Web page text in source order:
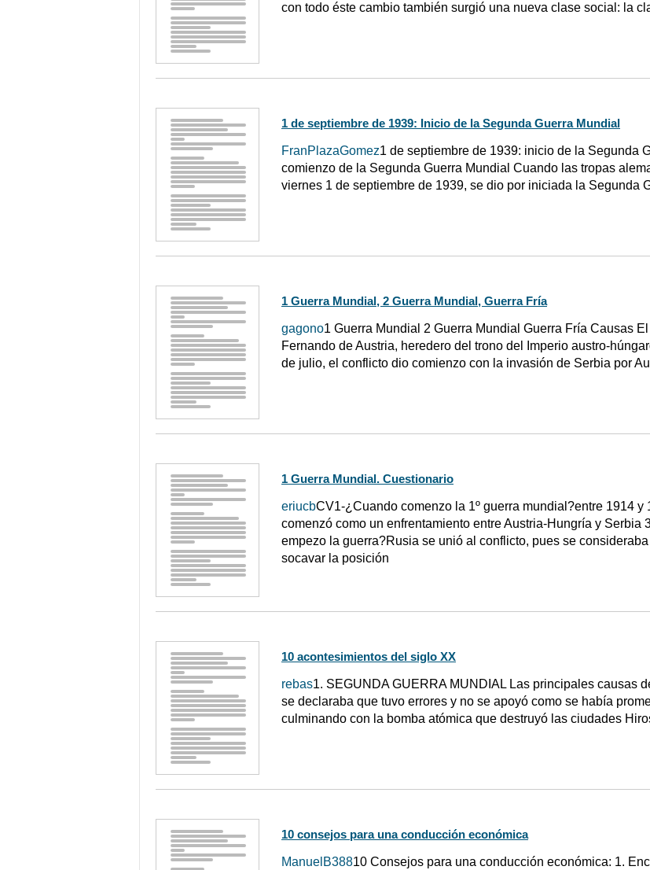
con todo éste cambio también surgió una nueva clase social: la
1 de septiembre de 1939: Inicio de la Segunda Guerra Mundial
FranPlazaGomez1 de septiembre de 1939: inicio de la Segunda
comienzo de la Segunda Guerra Mundial Cuando las tropas
viernes 1 de septiembre de 1939, se dio por iniciada la Segunda
1 Guerra Mundial, 2 Guerra Mundial, Guerra Fría
gagono1 Guerra Mundial 2 Guerra Mundial Guerra Fría Causas
Fernando de Austria, heredero del trono del Imperio austro-
de julio, el conflicto dio comienzo con la invasión de Serbia por
1 Guerra Mundial. Cuestionario
eriucbCV1-¿Cuando comenzo la 1º guerra mundial?entre 1914
comenzó como un enfrentamiento entre Austria-Hungría y
empezo la guerra?Rusia se unió al conflicto, pues se
socavar la posición
10 acontesimientos del siglo XX
rebas1. SEGUNDA GUERRA MUNDIAL Las principales causas
se declaraba que tuvo errores y no se apoyó como se había
culminando con la bomba atómica que destruyó las ciudades
10 consejos para una conducción económica
ManuelB38810 Consejos para una conducción económica: 1.